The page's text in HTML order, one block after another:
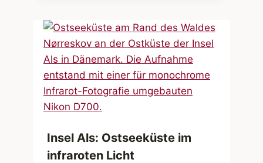
Insel Als: Ostseeküste im
infraroten Licht